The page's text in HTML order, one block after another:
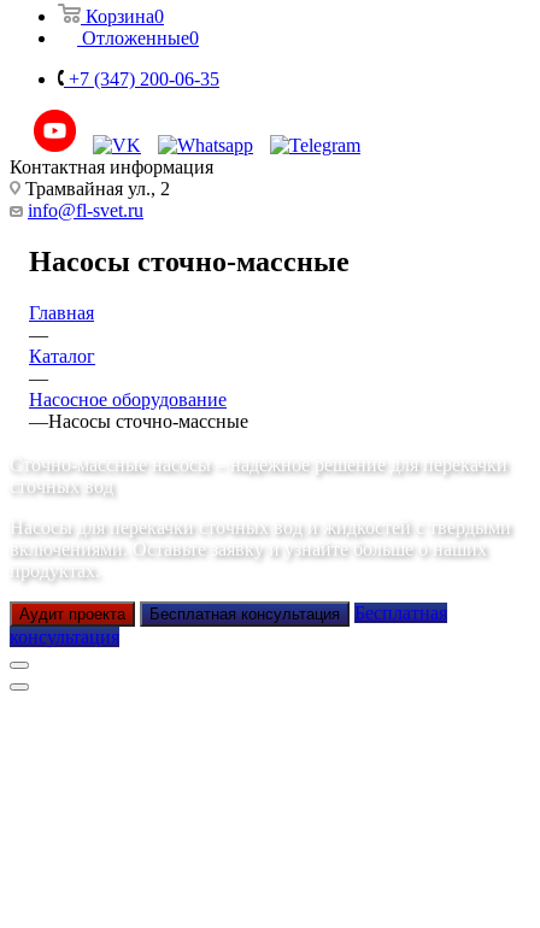
Корзина0
Отложенные0
+7 (347) 200-06-35
Контактная информация
Трамвайная ул., 2
info@fl-svet.ru
Насосы сточно-массные
Главная
—
Каталог
—
Насосное оборудование
—Насосы сточно-массные
Сточно-массные насосы – надежное решение для перекачки
сточных вод
Насосы для перекачки сточных вод и жидкостей с твердыми
включениями. Оставьте заявку и узнайте больше о наших
продуктах.
Аудит проекта Бесплатная консультация
Бесплатная
консультация